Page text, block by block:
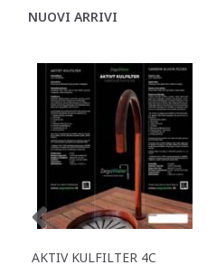
NUOVI ARRIVI
AKTIV KULFILTER 4C